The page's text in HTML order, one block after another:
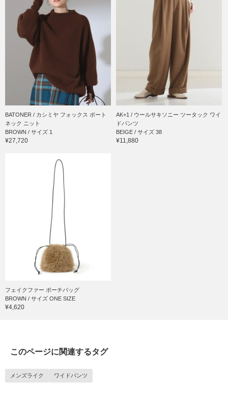
BATONER / カシミヤ フォックス ボート
ネック ニット
BROWN / サイズ 1
¥27,720
AK+1 / ウールサキソニー ツータック ワイ
ドパンツ
BEIGE / サイズ 38
¥11,880
フェイクファー ポーチバッグ
BROWN / サイズ ONE SIZE
¥4,620
このページに関連するタグ
メンズライク ワイドパンツ